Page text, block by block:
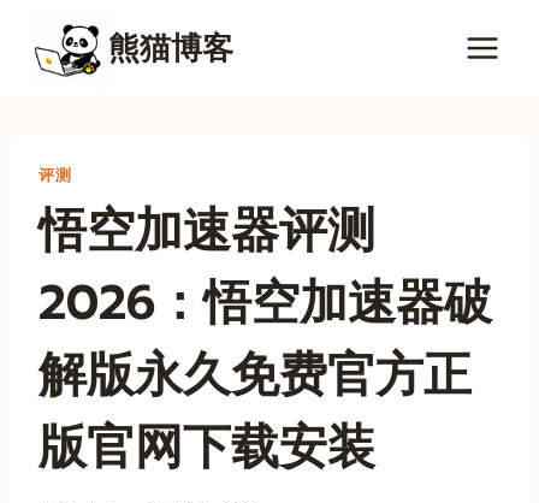
熊猫博客
评测
悟空加速器评测
2026：悟空加速器破
解版永久免费官方正
版官网下载安装